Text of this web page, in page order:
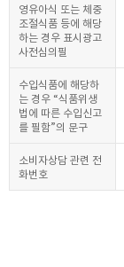
영유아식 또는 체중
조절식품 등에 해당
하는 경우 표시광고
사전심의필
수입식품에 해당하
는 경우 “식품위생
법에 따른 수입신고
를 필함”의 문구
소비자상담 관련 전
화번호